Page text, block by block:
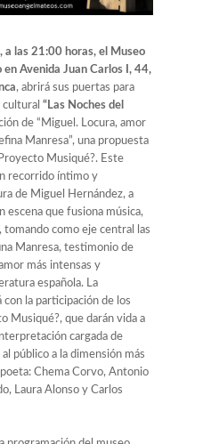
a las 21:00 horas, el Museo
Avenida Juan Carlos I, 44,
, abrirá sus puertas para
“Las Noches del
de “Miguel. Locura, amor
Manresa”, una propuesta
Musiqué?. Este
recorrido íntimo y
de Miguel Hernández, a
escena que fusiona música,
tomando como eje central las
Manresa, testimonio de
más intensas y
española. La
la participación de los
Musiqué?, que darán vida a
cargada de
público a la dimensión más
Chema Corvo, Antonio
Laura Alonso y Carlos